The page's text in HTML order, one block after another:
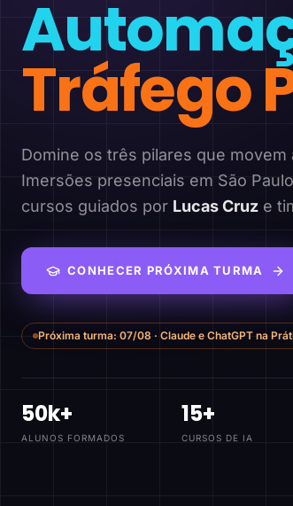
Tráfego
Domine os três pilares que movem
Imersões presenciais em São
cursos guiados por Lucas Cruz e
CONHECER PRÓXIMA TURMA
Próxima turma: 07/08 · Claude e ChatGPT na
50k+
ALUNOS FORMADOS
15+
CURSOS DE IA